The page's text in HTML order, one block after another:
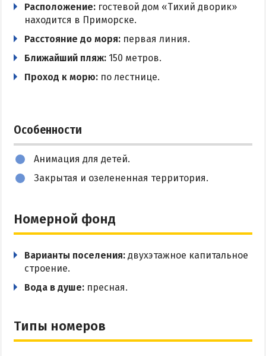
Пансионаты и базы отдыха Степановки-1
Веб-камеры в Степановке Первой онлайн
Цены в Степановке 2026
БЕРДЯНСК
Цены в Бердянске 2026
Питание в Бердянске
Развлечения в Бердянске
Проезд в Бердянск
ОТЕЛИ И БАЗЫ ОТДЫХА БЕРДЯНСКА
Бердянская коса
Слободка
Новопетровка
Цены в Приморске 2026
Wi-Fi
Разрешено с животными
Расположение: гостевой дом «Тихий дворик»
находится в Приморске.
Расстояние до моря: первая линия.
Ближайший пляж: 150 метров.
Проход к морю: по лестнице.
Особенности
Анимация для детей.
Закрытая и озелененная территория.
Номерной фонд
Варианты поселения: двухэтажное капитальное
строение.
Вода в душе: пресная.
Типы номеров